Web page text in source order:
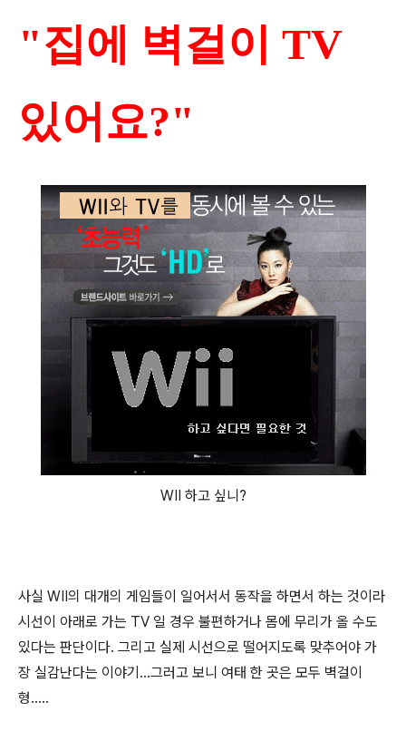
"집에 벽걸이 TV
있어요?"
WII 하고 싶니?
사실 WII의 대개의 게임들이 일어서서 동작을 하면서 하는 것이라
시선이 아래로 가는 TV 일 경우 불편하거나 몸에 무리가 올 수도
있다는 판단이다. 그리고 실제 시선으로 떨어지도록 맞추어야 가
장 실감난다는 이야기...그러고 보니 여태 한 곳은 모두 벽걸이
형.....